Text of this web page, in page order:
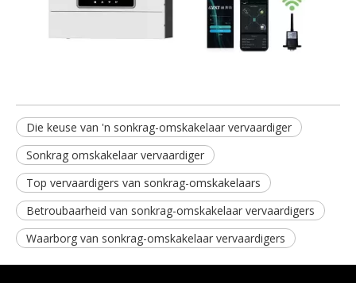
Die keuse van 'n sonkrag-omskakelaar vervaardiger
Sonkrag omskakelaar vervaardiger
Top vervaardigers van sonkrag-omskakelaars
Betroubaarheid van sonkrag-omskakelaar vervaardigers
Waarborg van sonkrag-omskakelaar vervaardigers